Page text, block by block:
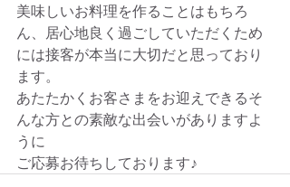
美味しいお料理を作ることはもちろ
ん、居心地良く過ごしていただくため
には接客が本当に大切だと思っており
ます。
あたたかくお客さまをお迎えできるそ
んな方との素敵な出会いがありますよ
うに
ご応募お待ちしております♪